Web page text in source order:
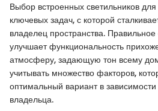
Выбор встроенных светильников
ключевых задач, с которой
владелец пространства.
улучшает функциональность
атмосферу, задающую тон всему
учитывать множество факторов,
оптимальный вариант в
владельца.